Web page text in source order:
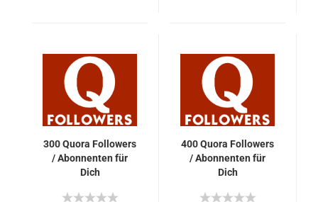
300 Quora Fol­lowers
/ Abon­nen­ten für
Dich
400 Quora Fol­lowers
/ Abon­nen­ten für
Dich